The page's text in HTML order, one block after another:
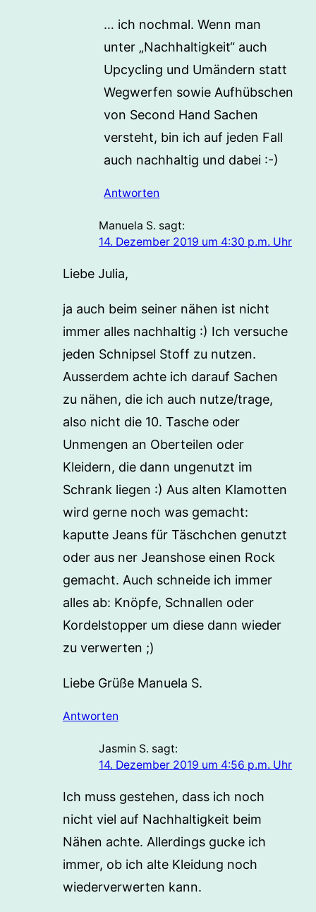
… ich nochmal. Wenn man
unter „Nachhaltigkeit“ auch
Upcycling und Umändern statt
Wegwerfen sowie Aufhübschen
von Second Hand Sachen
versteht, bin ich auf jeden Fall
auch nachhaltig und dabei :-)
Antworten
Manuela S. sagt:
14. Dezember 2019 um 4:30 p.m. Uhr
Liebe Julia,
ja auch beim seiner nähen ist nicht
immer alles nachhaltig :) Ich versuche
jeden Schnipsel Stoff zu nutzen.
Ausserdem achte ich darauf Sachen
zu nähen, die ich auch nutze/trage,
also nicht die 10. Tasche oder
Unmengen an Oberteilen oder
Kleidern, die dann ungenutzt im
Schrank liegen :) Aus alten Klamotten
wird gerne noch was gemacht:
kaputte Jeans für Täschchen genutzt
oder aus ner Jeanshose einen Rock
gemacht. Auch schneide ich immer
alles ab: Knöpfe, Schnallen oder
Kordelstopper um diese dann wieder
zu verwerten ;)
Liebe Grüße Manuela S.
Antworten
Jasmin S. sagt:
14. Dezember 2019 um 4:56 p.m. Uhr
Ich muss gestehen, dass ich noch
nicht viel auf Nachhaltigkeit beim
Nähen achte. Allerdings gucke ich
immer, ob ich alte Kleidung noch
wiederverwerten kann.